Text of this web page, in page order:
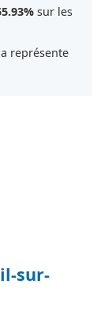
sur les
représente
sur-